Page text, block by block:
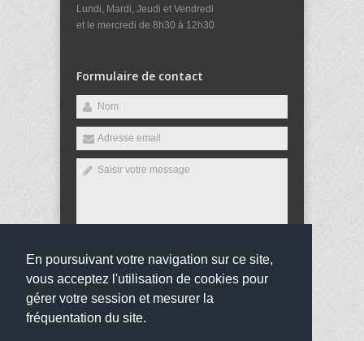
En poursuivant votre navigation sur ce site,
vous acceptez l'utilisation de cookies pour
gérer votre session et mesurer la
fréquentation du site.
Lundi, Mardi, Jeudi et Vendredi
et le mercredi de 8h30 à 12h30
Formulaire de contact
Envoyer